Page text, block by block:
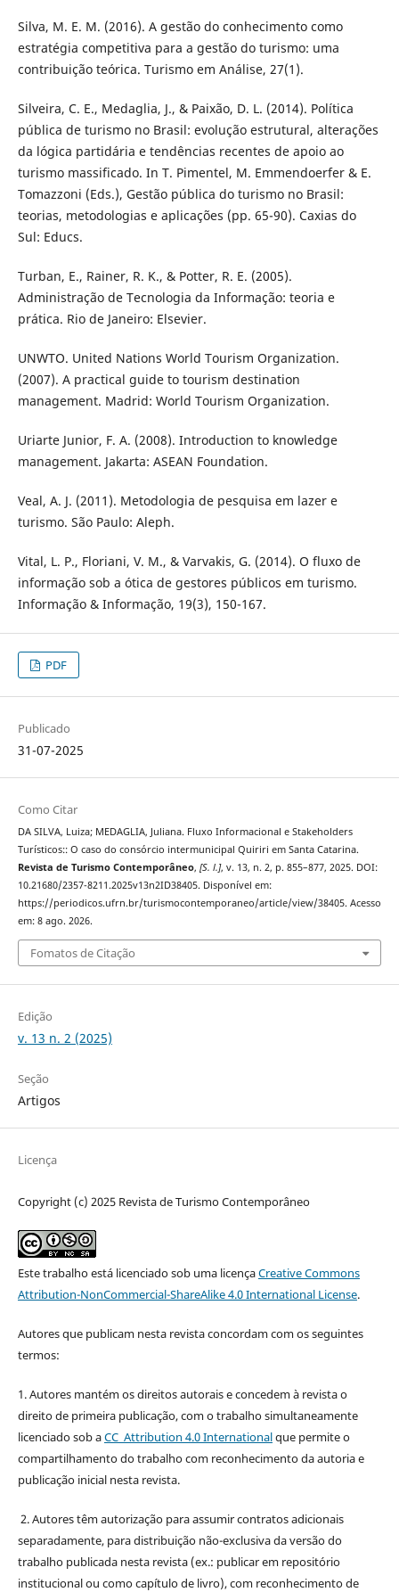
Silva, M. E. M. (2016). A gestão do conhecimento como
estratégia competitiva para a gestão do turismo: uma
contribuição teórica. Turismo em Análise, 27(1).
Silveira, C. E., Medaglia, J., & Paixão, D. L. (2014). Política
pública de turismo no Brasil: evolução estrutural, alterações
da lógica partidária e tendências recentes de apoio ao
turismo massificado. In T. Pimentel, M. Emmendoerfer & E.
Tomazzoni (Eds.), Gestão pública do turismo no Brasil:
teorias, metodologias e aplicações (pp. 65-90). Caxias do
Sul: Educs.
Turban, E., Rainer, R. K., & Potter, R. E. (2005).
Administração de Tecnologia da Informação: teoria e
prática. Rio de Janeiro: Elsevier.
UNWTO. United Nations World Tourism Organization.
(2007). A practical guide to tourism destination
management. Madrid: World Tourism Organization.
Uriarte Junior, F. A. (2008). Introduction to knowledge
management. Jakarta: ASEAN Foundation.
Veal, A. J. (2011). Metodologia de pesquisa em lazer e
turismo. São Paulo: Aleph.
Vital, L. P., Floriani, V. M., & Varvakis, G. (2014). O fluxo de
informação sob a ótica de gestores públicos em turismo.
Informação & Informação, 19(3), 150-167.
PDF
Publicado
31-07-2025
Como Citar
DA SILVA, Luiza; MEDAGLIA, Juliana. Fluxo Informacional e Stakeholders
Turísticos:: O caso do consórcio intermunicipal Quiriri em Santa Catarina.
Revista de Turismo Contemporâneo, [S. l.], v. 13, n. 2, p. 855–877, 2025. DOI:
10.21680/2357-8211.2025v13n2ID38405. Disponível em:
https://periodicos.ufrn.br/turismocontemporaneo/article/view/38405. Acesso
em: 8 ago. 2026.
Fomatos de Citação
Edição
v. 13 n. 2 (2025)
Seção
Artigos
Licença
Copyright (c) 2025 Revista de Turismo Contemporâneo
Este trabalho está licenciado sob uma licençaCreative Commons
Attribution-NonCommercial-ShareAlike 4.0 International License.
Autores que publicam nesta revista concordam com os seguintes
termos:
1. Autores mantém os direitos autorais e concedem à revista o
direito de primeira publicação, com o trabalho simultaneamente
licenciado sob aCC Attribution 4.0 Internationalque permite o
compartilhamento do trabalho com reconhecimento da autoria e
publicação inicial nesta revista.
2. Autores têm autorização para assumir contratos adicionais
separadamente, para distribuição não-exclusiva da versão do
trabalho publicada nesta revista (ex.: publicar em repositório
institucional ou como capítulo de livro), com reconhecimento de